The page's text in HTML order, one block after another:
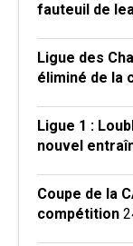
fauteuil de
Ligue des
éliminé de la
Ligue 1 :
nouvel
Coupe de la
compétition